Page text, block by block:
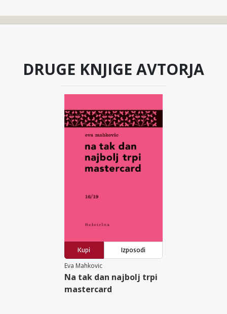
DRUGE KNJIGE AVTORJA
Kupi
Izposodi
Eva Mahkovic
Na tak dan najbolj trpi
mastercard